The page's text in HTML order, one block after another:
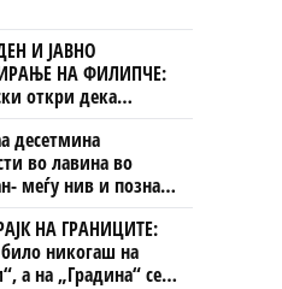
И ЈАВНО
НА ФИЛИПЧЕ:
откри дека
појма нема од
за кеш
десетмина
во лавина во
меѓу нив и познат
НА ГРАНИЦИТЕ:
никогаш на
а на „Градина“ се